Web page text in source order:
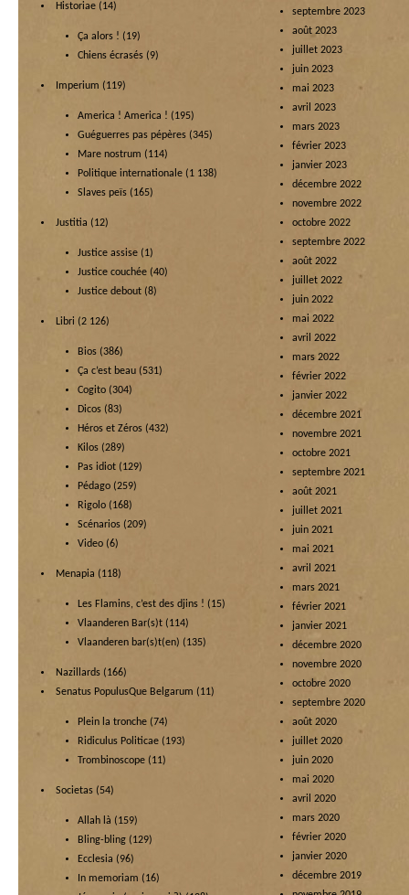
Historiae (14)
Ça alors ! (19)
Chiens écrasés (9)
Imperium (119)
America ! America ! (195)
Guéguerres pas pépères (345)
Mare nostrum (114)
Politique internationale (1 138)
Slaves peïs (165)
Justitia (12)
Justice assise (1)
Justice couchée (40)
Justice debout (8)
Libri (2 126)
Bios (386)
Ça c’est beau (531)
Cogito (304)
Dicos (83)
Héros et Zéros (432)
Kilos (289)
Pas idiot (129)
Pédago (259)
Rigolo (168)
Scénarios (209)
Video (6)
Menapia (118)
Les Flamins, c’est des djins ! (15)
Vlaanderen Bar(s)t (114)
Vlaanderen bar(s)t(en) (135)
Nazillards (166)
Senatus PopulusQue Belgarum (11)
Plein la tronche (74)
Ridiculus Politicae (193)
Trombinoscope (11)
Societas (54)
Allah là (159)
Bling-bling (129)
Ecclesia (96)
In memoriam (16)
septembre 2023
août 2023
juillet 2023
juin 2023
mai 2023
avril 2023
mars 2023
février 2023
janvier 2023
décembre 2022
novembre 2022
octobre 2022
septembre 2022
août 2022
juillet 2022
juin 2022
mai 2022
avril 2022
mars 2022
février 2022
janvier 2022
décembre 2021
novembre 2021
octobre 2021
septembre 2021
août 2021
juillet 2021
juin 2021
mai 2021
avril 2021
mars 2021
février 2021
janvier 2021
décembre 2020
novembre 2020
octobre 2020
septembre 2020
août 2020
juillet 2020
juin 2020
mai 2020
avril 2020
mars 2020
février 2020
janvier 2020
décembre 2019